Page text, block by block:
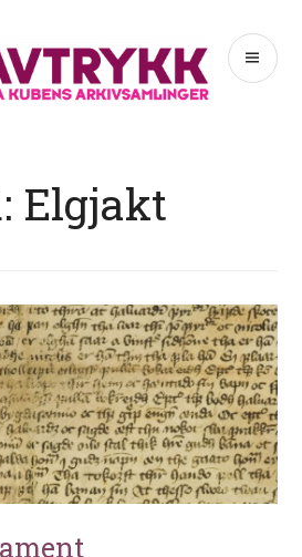
Avtrykk
Elgjakt